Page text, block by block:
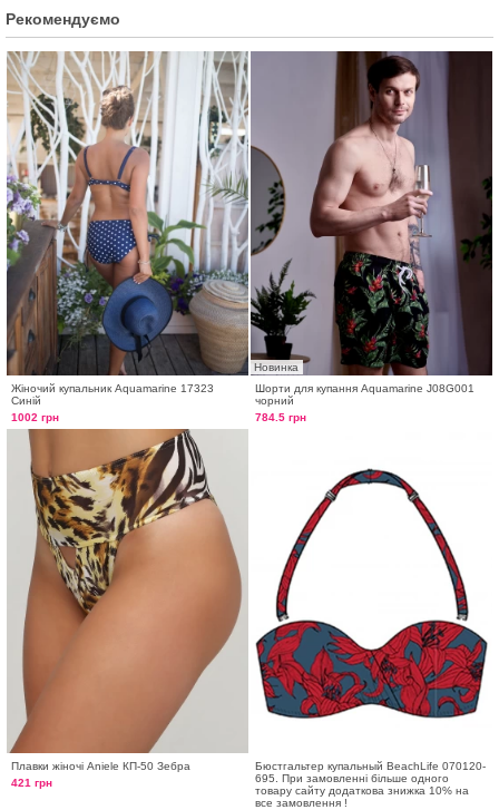
Рекомендуємо
Жіночий купальник Aquamarine 17323
Синій
1002 грн
Новинка
Шорти для купання Aquamarine J08G001
чорний
784.5 грн
Плавки жіночі Aniele КП-50 Зебра
421 грн
Бюстгальтер купальный BeachLife 070120-
695. При замовленні більше одного
товару сайту додаткова знижка 10% на
все замовлення !